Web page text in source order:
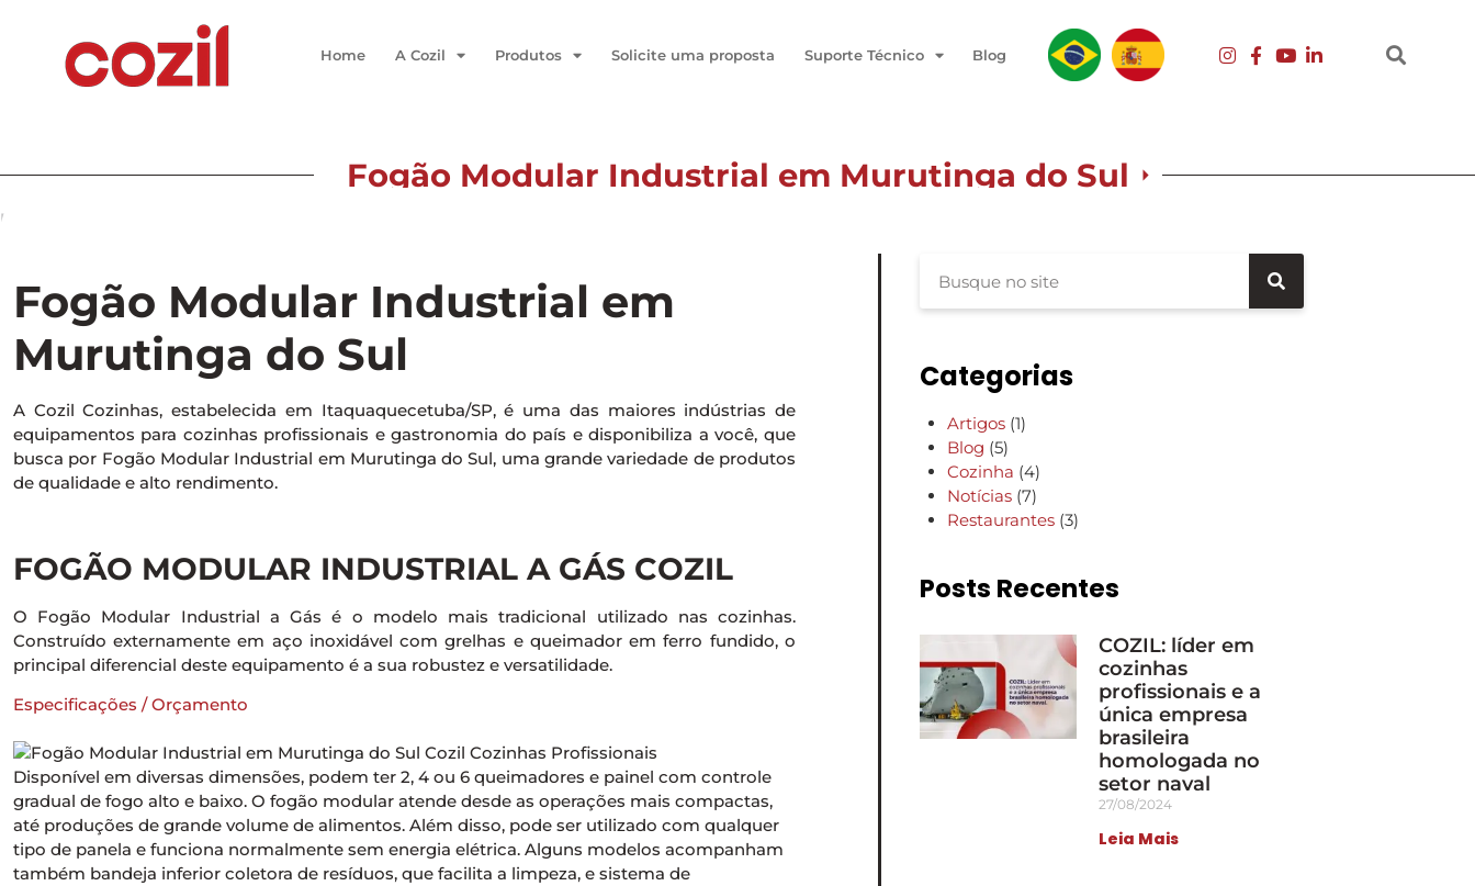
Home A Cozil Produtos Solicite uma proposta Suporte Técnico Blog
Fogão Modular Industrial em Murutinga do Sul
Início
Fogão Modular Industrial em
Murutinga do Sul
A Cozil Cozinhas, estabelecida em Itaquaquecetuba/SP, é uma das maiores indústrias de
equipamentos para cozinhas profissionais e gastronomia do país e disponibiliza a você, que
busca por Fogão Modular Industrial em Murutinga do Sul, uma grande variedade de produtos
de qualidade e alto rendimento.
FOGÃO MODULAR INDUSTRIAL A GÁS COZIL
O Fogão Modular Industrial a Gás é o modelo mais tradicional utilizado nas cozinhas.
Construído externamente em aço inoxidável com grelhas e queimador em ferro fundido, o
principal diferencial deste equipamento é a sua robustez e versatilidade.
Especificações / Orçamento
Disponível em diversas dimensões, podem ter 2, 4 ou 6 queimadores e painel com controle
gradual de fogo alto e baixo. O fogão modular atende desde as operações mais compactas,
até produções de grande volume de alimentos. Além disso, pode ser utilizado com qualquer
tipo de panela e funciona normalmente sem energia elétrica. Alguns modelos acompanham
também bandeja inferior coletora de resíduos, que facilita a limpeza, e sistema de
Categorias
Artigos(1)
Blog (5)
Cozinha (4)
Notícias(7)
Restaurantes(3)
Posts Recentes
COZIL: líder em
cozinhas
profissionais e a
única empresa
brasileira
homologada no
setor naval
27/08/2024
Leia Mais